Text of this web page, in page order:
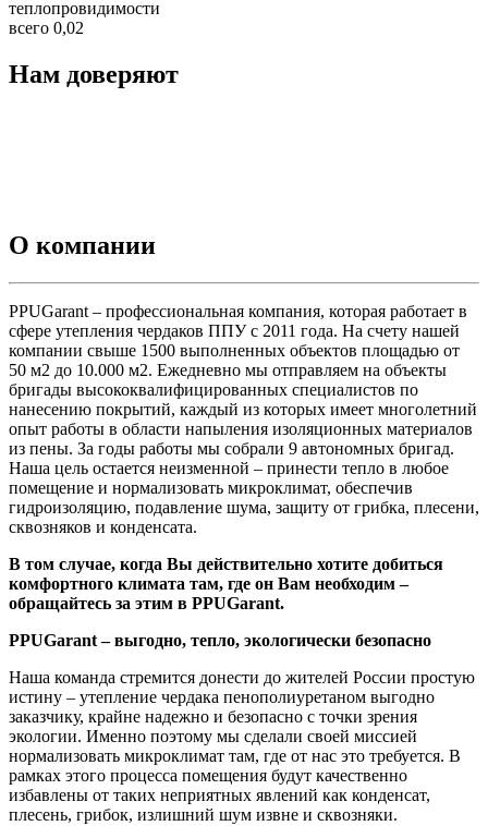
теплопровидимости
всего 0,02
Нам доверяют
О компании
PPUGarant – профессиональная компания, которая работает в
сфере утепления чердаков ППУ с 2011 года. На счету нашей
компании свыше 1500 выполненных объектов площадью от
50 м2 до 10.000 м2. Ежедневно мы отправляем на объекты
бригады высококвалифицированных специалистов по
нанесению покрытий, каждый из которых имеет многолетний
опыт работы в области напыления изоляционных материалов
из пены. За годы работы мы собрали 9 автономных бригад.
Наша цель остается неизменной – принести тепло в любое
помещение и нормализовать микроклимат, обеспечив
гидроизоляцию, подавление шума, защиту от грибка, плесени,
сквозняков и конденсата.
В том случае, когда Вы действительно хотите добиться
комфортного климата там, где он Вам необходим –
обращайтесь за этим в PPUGarant.
PPUGarant – выгодно, тепло, экологически безопасно
Наша команда стремится донести до жителей России простую
истину – утепление чердака пенополиуретаном выгодно
заказчику, крайне надежно и безопасно с точки зрения
экологии. Именно поэтому мы сделали своей миссией
нормализовать микроклимат там, где от нас это требуется. В
рамках этого процесса помещения будут качественно
избавлены от таких неприятных явлений как конденсат,
плесень, грибок, излишний шум извне и сквозняки.